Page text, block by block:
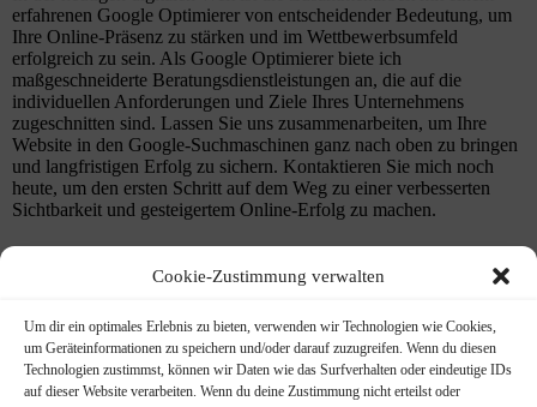
Cookie-Zustimmung verwalten
Um dir ein optimales Erlebnis zu bieten, verwenden wir Technologien wie Cookies,
um Geräteinformationen zu speichern und/oder darauf zuzugreifen. Wenn du diesen
Technologien zustimmst, können wir Daten wie das Surfverhalten oder eindeutige IDs
auf dieser Website verarbeiten. Wenn du deine Zustimmung nicht erteilst oder
erfahrenen Google Optimierer von entscheidender Bedeutung, um
Ihre Online-Präsenz zu stärken und im Wettbewerbsumfeld
erfolgreich zu sein. Als Google Optimierer biete ich
maßgeschneiderte Beratungsdienstleistungen an, die auf die
individuellen Anforderungen und Ziele Ihres Unternehmens
zugeschnitten sind. Lassen Sie uns zusammenarbeiten, um Ihre
Website in den Google-Suchmaschinen ganz nach oben zu bringen
und langfristigen Erfolg zu sichern. Kontaktieren Sie mich noch
heute, um den ersten Schritt auf dem Weg zu einer verbesserten
Sichtbarkeit und gesteigertem Online-Erfolg zu machen.